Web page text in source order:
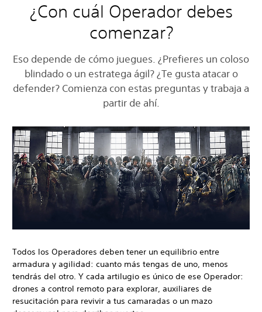
¿Con cuál Operador debes
comenzar?
Eso depende de cómo juegues. ¿Prefieres un coloso
blindado o un estratega ágil? ¿Te gusta atacar o
defender? Comienza con estas preguntas y trabaja a
partir de ahí.
Todos los Operadores deben tener un equilibrio entre
armadura y agilidad: cuanto más tengas de uno, menos
tendrás del otro. Y cada artilugio es único de ese Operador:
drones a control remoto para explorar, auxiliares de
resucitación para revivir a tus camaradas o un mazo